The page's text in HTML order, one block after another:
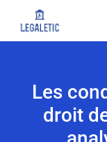
Les
droit